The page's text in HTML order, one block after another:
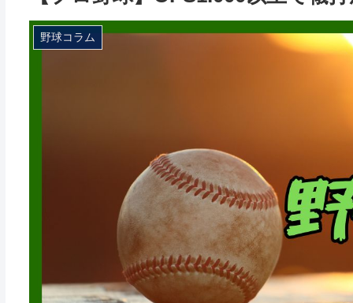
野球コラム